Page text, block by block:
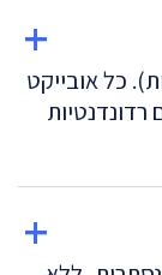
(11 תשיעיות). כל אובייקט